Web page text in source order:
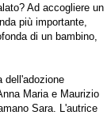
Ad accogliere un
più importante,
di un bambino,
dell'adozione
Maria e Maurizio
Sara. L'autrice